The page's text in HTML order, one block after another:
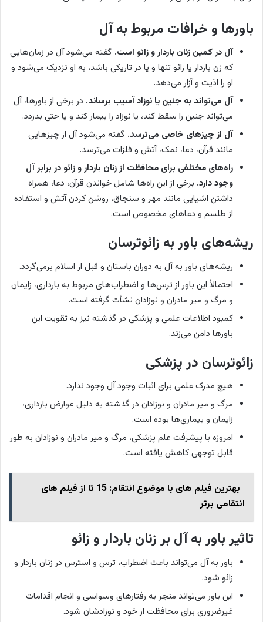
باورها و خرافات مربوط به آل
آل در کمین زنان باردار و زائو است. گفته می‌شود آل در زمان‌هایی
که زن باردار یا زائو تنها و یا در تاریکی باشد، به او نزدیک می‌شود و
او را اذیت و آزار می‌دهد.
آل می‌تواند به جنین یا نوزاد آسیب برساند. در برخی از باورها، آل
می‌تواند جنین را سقط کند، یا نوزاد را بیمار کند و یا حتی بدزدد.
آل از چیزهای خاصی می‌ترسد. گفته می‌شود آل از چیزهایی
مانند قرآن، دعا، نمک، آتش و فلزات می‌ترسد.
راه‌های مختلفی برای محافظت از زنان باردار و زائو در برابر آل
وجود دارد. برخی از این راه‌ها شامل خواندن قرآن، دعا، همراه
داشتن اشیایی مانند مهر و سنجاق، روشن کردن آتش و استفاده
از طلسم و دعاهای مخصوص است.
ریشه‌های باور به زائوترسان
ریشه‌های باور به آل به دوران باستان و قبل از اسلام برمی‌گردد.
احتمالاً این باور از ترس‌ها و اضطراب‌های مربوط به بارداری، زایمان
و مرگ و میر مادران و نوزادان نشأت گرفته است.
کمبود اطلاعات علمی و پزشکی در گذشته نیز به تقویت این
باورها دامن می‌زند.
زائوترسان در پزشکی
هیچ مدرک علمی برای اثبات وجود آل وجود ندارد.
مرگ و میر مادران و نوزادان در گذشته به دلیل عوارض بارداری،
زایمان و بیماری‌ها بوده است.
امروزه با پیشرفت علم پزشکی، مرگ و میر مادران و نوزادان به طور
قابل توجهی کاهش یافته است.
بهترین فیلم های با موضوع انتقام: 15 تا از فیلم های
انتقامی برتر
تاثیر باور به آل بر زنان باردار و زائو
باور به آل می‌تواند باعث اضطراب، ترس و استرس در زنان باردار و
زائو شود.
این باور می‌تواند منجر به رفتارهای وسواسی و انجام اقدامات
غیرضروری برای محافظت از خود و نوزادشان شود.